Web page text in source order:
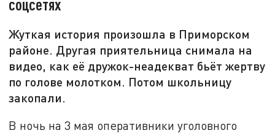
соцсетях
Жуткая история произошла в Приморском
районе. Другая приятельница снимала на
видео, как её дружок-неадекват бьёт жертву
по голове молотком. Потом школьницу
закопали.
В ночь на 3 мая оперативники уголовного